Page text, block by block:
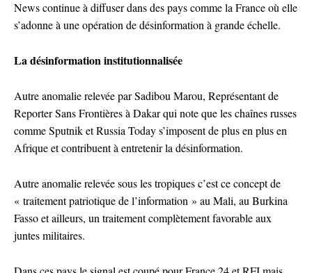
News continue à diffuser dans des pays comme la France où elle
s’adonne à une opération de désinformation à grande échelle.
La désinformation institutionnalisée
Autre anomalie relevée par Sadibou Marou, Représentant de
Reporter Sans Frontières à Dakar qui note que les chaînes russes
comme Sputnik et Russia Today s’imposent de plus en plus en
Afrique et contribuent à entretenir la désinformation.
Autre anomalie relevée sous les tropiques c’est ce concept de
« traitement patriotique de l’information » au Mali, au Burkina
Fasso et ailleurs, un traitement complètement favorable aux
juntes militaires.